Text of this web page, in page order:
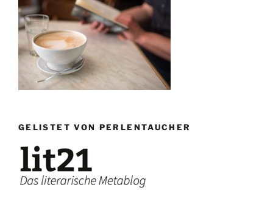
GELISTET VON PERLENTAUCHER